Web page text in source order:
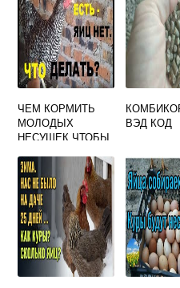
ЧЕМ КОРМИТЬ
МОЛОДЫХ
НЕСУШЕК ЧТОБЫ
НАЧАЛИ НЕСТИСЬ
ВЭД КОД